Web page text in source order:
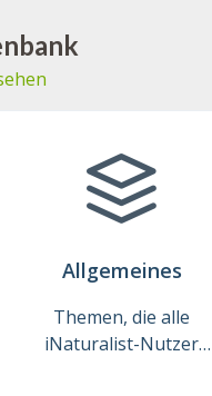
Allgemeines
Themen, die alle
iNaturalist-Nutzer